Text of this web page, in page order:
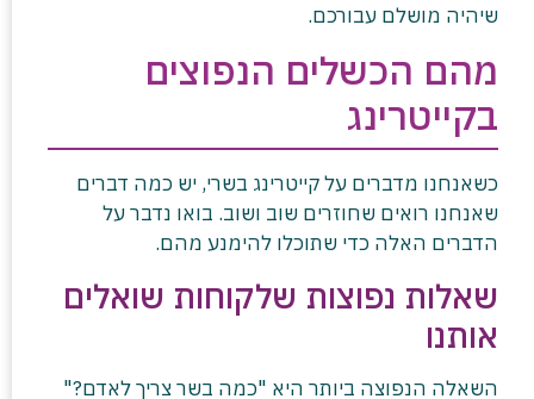
שיהיה מושלם עבורכם.
מהם הכשלים הנפוצים
בקייטרינג
כשאנחנו מדברים על קייטרינג בשרי, יש כמה דברים
שאנחנו רואים שחוזרים שוב ושוב. בואו נדבר על
הדברים האלה כדי שתוכלו להימנע מהם.
שאלות נפוצות שלקוחות שואלים
אותנו
השאלה הנפוצה ביותר היא "כמה בשר צריך לאדם?"